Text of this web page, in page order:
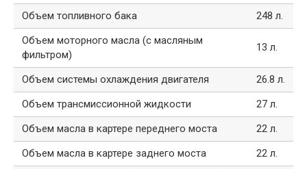
Объем топливного бака
248 л.
Объем моторного масла (с масляным
фильтром)
13 л.
Объем системы охлаждения двигателя
26.8 л.
Объем трансмиссионной жидкости
27 л.
Объем масла в картере переднего моста
22 л.
Объем масла в картере заднего моста
22 л.